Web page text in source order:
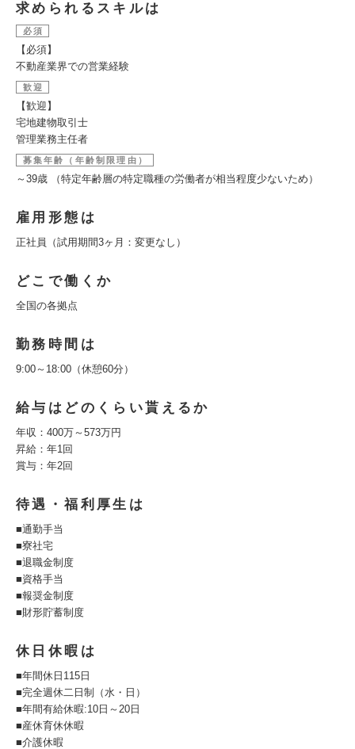
求められるスキルは
必須
【必須】
不動産業界での営業経験
歓迎
【歓迎】
宅地建物取引士
管理業務主任者
募集年齢（年齢制限理由）
～39歳 （特定年齢層の特定職種の労働者が相当程度少ないため）
雇用形態は
正社員（試用期間3ヶ月：変更なし）
どこで働くか
全国の各拠点
勤務時間は
9:00～18:00（休憩60分）
給与はどのくらい貰えるか
年収：400万～573万円
昇給：年1回
賞与：年2回
待遇・福利厚生は
■通勤手当
■寮社宅
■退職金制度
■資格手当
■報奨金制度
■財形貯蓄制度
休日休暇は
■年間休日115日
■完全週休二日制（水・日）
■年間有給休暇:10日～20日
■産休育休休暇
■介護休暇